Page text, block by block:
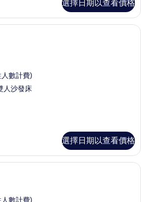
選擇日期以查看價格
高級雙床房 | 客房內保險箱、書桌、
數計費)
人沙發床
選擇日期以查看價格
高級客房 | 客房內保險箱、書桌、遮
數計費)